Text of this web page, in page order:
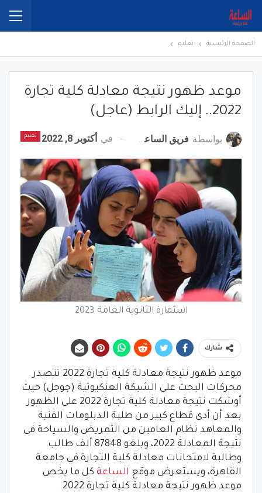
الصفحة الرئيسية تعليم
موعد ظهور نتيجة معادلة كلية تجارة
2022.. إليك الرابط (عاجل)
تعليم بواسطة فريق الساعة برس في أكتوبر 8, 2022
استمارة الثانوية العامة 2023
شارك
موعد ظهور نتيجة معادلة كلية تجارة 2022 تتصدر
محركات البحث على الشبكة العنكبوتية (جوجل) حيث
أوشكت نتيجة معادلة كلية تجارة 2022 على الظهور
بعد أن أدى قطاع كبير من طلبة الدبلومات الفنية
والمعاهد نظام العامين من التمريض والسياحة فى
نتيجة المعادلة 2022، وبلغو 87848 ألف طالب
وطالبة لامتحانات معادلة كلية التجارة في جامعة
القاهرة، ويستعرض موقع الساعة كل ما يخص
موعد ظهور نتيجة معادلة كلية تجارة 2022.